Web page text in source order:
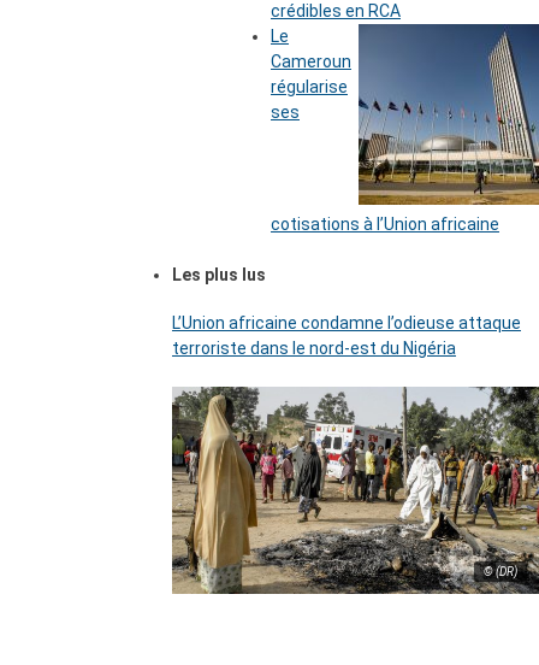
crédibles en RCA
Le
Cameroun
régularise
ses
cotisations à l’Union africaine
Les plus lus
L’Union africaine condamne l’odieuse attaque
terroriste dans le nord-est du Nigéria
© (DR)